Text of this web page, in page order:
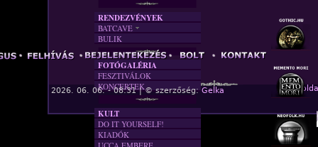
2026. 06. 06. - 08:31 | © szerzőség:Gelka «
RENDEZVÉNYEK
BATCAVE
AKTUÁLIS
A MÚLT
BULIK
FOTÓGALÉRIA
FESZTIVÁLOK
KONCERTEK
KULT
DO IT YOURSELF!
KIADÓK